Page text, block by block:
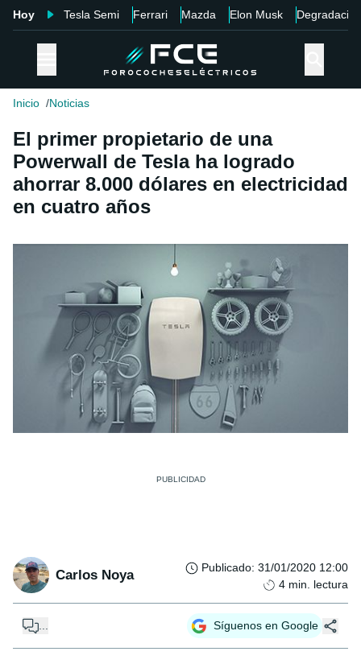
Hoy Tesla Semi Ferrari Mazda Elon Musk Degradación
Inicio Noticias
El primer propietario de una
Powerwall de Tesla ha logrado
ahorrar 8.000 dólares en electricidad
en cuatro años
Carlos Noya Publicado: 31/01/2020 12:00
4 min. lectura
Síguenos en Google